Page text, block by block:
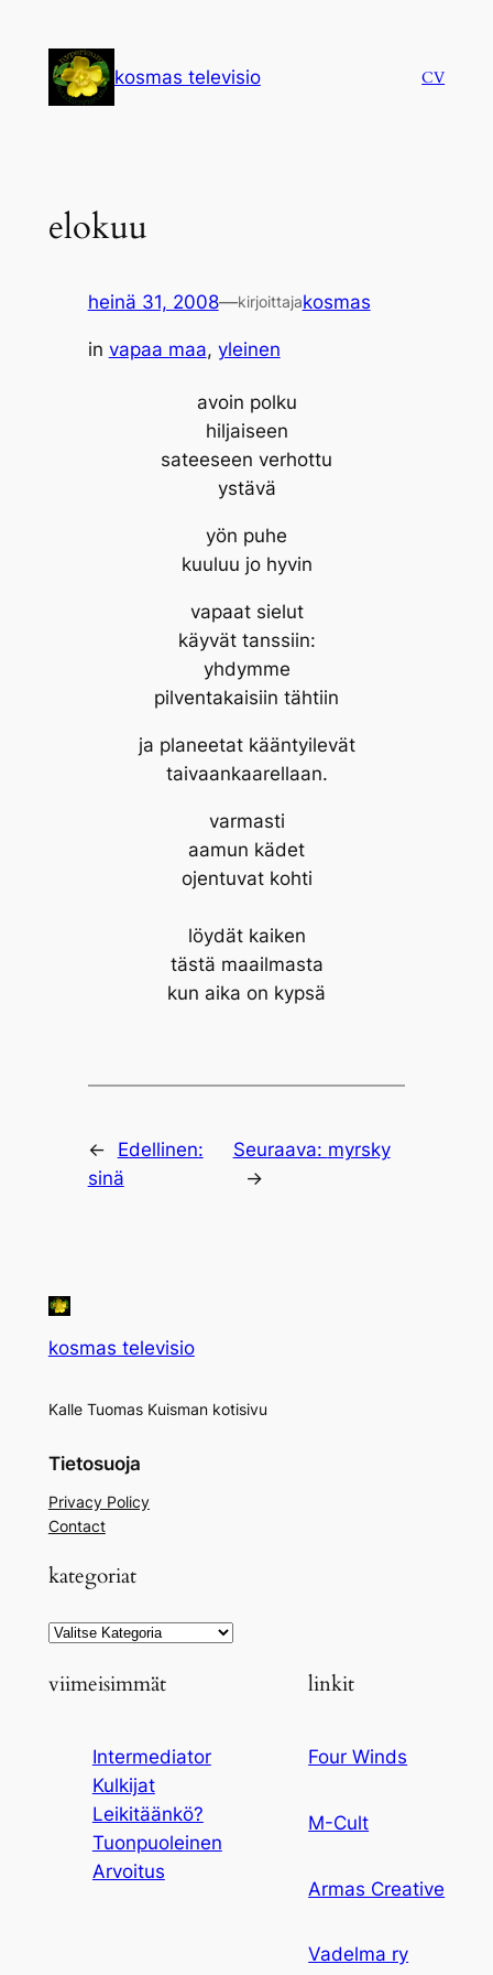
sisältöön
kosmas televisio
CV
elokuu
heinä 31, 2008—kirjoittajakosmas
in vapaa maa, yleinen
avoin polku
hiljaiseen
sateeseen verhottu
ystävä
yön puhe
kuuluu jo hyvin
vapaat sielut
käyvät tanssiin:
yhdymme
pilventakaisiin tähtiin
ja planeetat kääntyilevät
taivaankaarellaan.
varmasti
aamun kädet
ojentuvat kohti
löydät kaiken
tästä maailmasta
kun aika on kypsä
←
Edellinen:
sinä
Seuraava: myrsky
→
kosmas televisio
Kalle Tuomas Kuisman kotisivu
Tietosuoja
Privacy Policy
Contact
kategoriat
Kategoriat
viimeisimmät
Intermediator
Kulkijat
Leikitäänkö?
Tuonpuoleinen
Arvoitus
linkit
Four Winds
M-Cult
Armas Creative
Vadelma ry